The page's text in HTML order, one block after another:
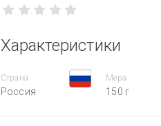
Характеристики
Страна
Россия
Мера
150 г